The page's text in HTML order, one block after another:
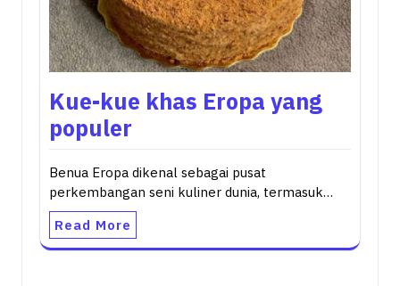
Kue-kue khas Eropa yang
populer
Benua Eropa dikenal sebagai pusat
perkembangan seni kuliner dunia, termasuk…
Read More